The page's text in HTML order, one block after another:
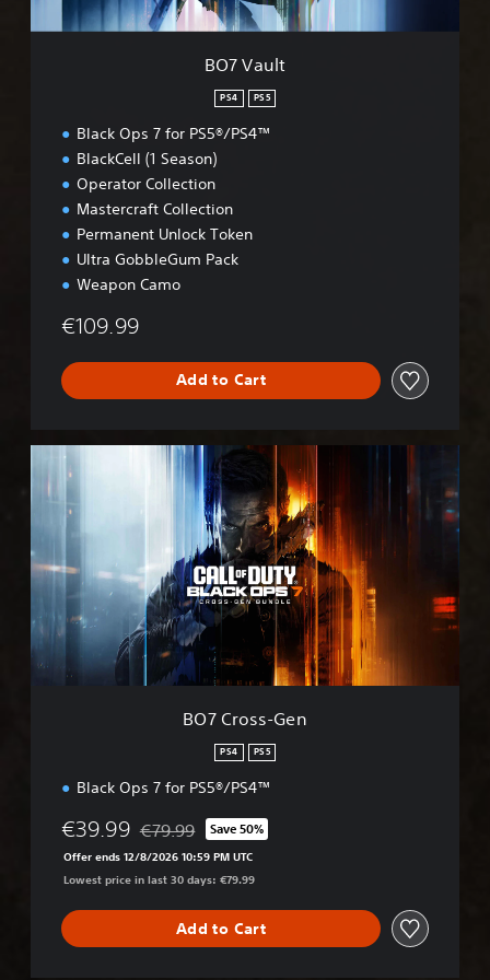
BO7 Vault
PS4 PS5
Black Ops 7 for PS5®/PS4™
BlackCell (1 Season)
Operator Collection
Mastercraft Collection
Permanent Unlock Token
Ultra GobbleGum Pack
Weapon Camo
€109.99
Add to Cart
o
s
-
e
BO7 Cross-Gen
PS4 PS5
Black Ops 7 for PS5®/PS4™
€39.99 Discounted from original price of €79.99
€79.99 Save 50%
Offer ends 12/8/2026 10:59 PM UTC
Lowest price in last 30 days: €79.99
Add to Cart